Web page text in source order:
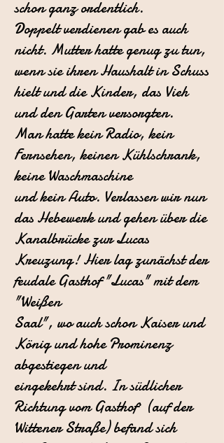
schon ganz ordentlich.
Doppeltverdienen gab es auch
nicht. Mutter hatte genug zu tun,
wenn sie ihrenHaushalt in Schuss
hielt und die Kinder, das Vieh
und den Garten versorgten.
Man hatte kein Radio, kein
Fernsehen, keinen Kühlschrank,
keine Waschmaschine
und kein Auto. Verlassen wir nun
das Hebewerk und gehen über die
Kanalbrücke zur Lucas
Kreuzung!Hier lag zunächst der
feudale Gasthof "Lucas" mit dem
"Weißen
Saal", wo auch schon Kaiser und
König und hohe Prominenz
abgestiegen und
eingekehrt sind. In südlicher
Richtung vom Gasthof· (auf der
Wittener Straße) befand sich